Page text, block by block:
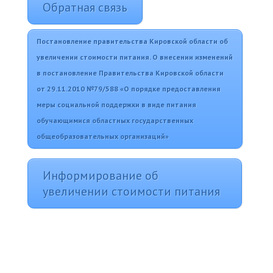
Обратная связь
Постановление правительства Кировской области об
увеличении стоимости питания. О внесении изменений
в постановление Правительства Кировской области
от 29.11.2010 №79/588 «О порядке предоставления
меры социальной поддержки в виде питания
обучающимися областных государственных
общеобразовательных организаций»
Информирование об
увеличении стоимости питания